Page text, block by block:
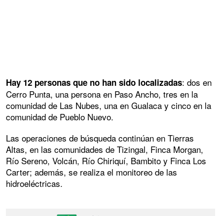
Hay 12 personas que no han sido localizadas: dos en
Cerro Punta, una persona en Paso Ancho, tres en la
comunidad de Las Nubes, una en Gualaca y cinco en la
comunidad de Pueblo Nuevo.
Las operaciones de búsqueda continúan en Tierras
Altas, en las comunidades de Tizingal, Finca Morgan,
Río Sereno, Volcán, Río Chiriquí, Bambito y Finca Los
Carter; además, se realiza el monitoreo de las
hidroeléctricas.